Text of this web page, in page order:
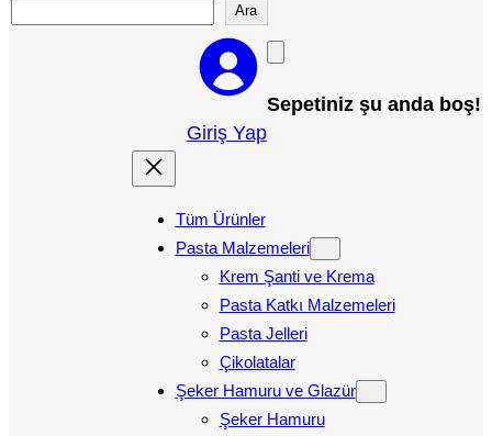
Ara
Giriş Yap
Sepetiniz şu anda boş!
Tüm Ürünler
Pasta Malzemeleri
Krem Şanti ve Krema
Pasta Katkı Malzemeleri
Pasta Jelleri
Çikolatalar
Şeker Hamuru ve Glazür
Şeker Hamuru